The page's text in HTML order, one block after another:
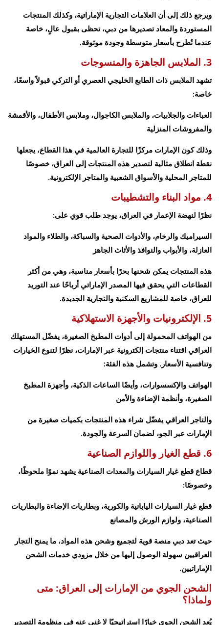
ويرجع ذلك إلى أن العلامات التجارية الإماراتية، وكذلك المنتجات
المستوردة والمعاد تصديرها من دبي، تحظى بقبول عالٍ، خاصة
عندما تُطرح بأسعار متوسطة وجودة موثوقة.
3. الملابس الجاهزة والمنسوجات
تشهد الملابس ذات الطابع الخليجي العصري أو التركي قبولاً واسعًا،
خاصة:
العباءات والجلابيات، والملابس الكاجوال، وملابس الأطفال، والأقمشة
والمفروشات المنزلية
وذلك كون الإمارات مركزًا للتجارة العالمية في هذا القطاع، يجعلها
نقطة انطلاق مثالية لتصدير هذه المنتجات إلى العراق، خصوصًا
للمتاجر المحلية والأسواق الشعبية والمتاجر الإلكترونية.
4. مواد البناء والتشطيبات
نظرًا لنهضة الإعمار في العراق، يوجد طلب قوي على:
السيراميك والرخام، والأدوات الصحية والسباكة، والطلاء والمواد
العازلة، والأبواب والنوافذ والأثاث الجاهز
هذه المنتجات يمكن شحنها بحرًا بأسعار مناسبة، وهي من أكثر
القطاعات التي يحقق فيها المصدر الإماراتي أرباحًا عند التوريد
للعراق، خاصة للمشاريع السكنية والتجارية الجديدة.
5. الإلكترونيات والأجهزة الاستهلاكية
من الهواتف المحمولة إلى أدوات المطبخ الصغيرة، يفضّل المستهلك
العراقي اقتناء منتجات إلكترونية عبر الإمارات، نظرًا لتنوع الخيارات
وتنافسية الأسعار. وتشمل هذه الفئة:
الهواتف والإكسسوارات، وأيضًا الساعات الذكية، وأجهزة المطبخ
الصغيرة، وأنظمة الإضاءة والأمن
والتاجر العراقي يفضّل شراء هذه المنتجات بكميات صغيرة من
الإمارات عبر الجو، لضمان السرعة والجودة.
6. قطع الغيار واللوازم الصناعية
قطاع قطع غيار السيارات والمعدات الصناعية يشهد نموًا ملحوظًا،
وخصوصًا:
قطع غيار السيارات اليابانية والكورية، وبطاريات الإضاءة والبطاريات
الصناعية، ولوازم الورش والمصانع
حيث تعد دبي منصة قوية لتجميع وشحن هذه المواد، ما يمنح التجار
العراقيين سهولة الوصول إليها من خلال مزودي خدمات الشحن
الإماراتيين.
الشحن الجوي من الإمارات إلى العراق: متى
ولماذا؟
يُعد الشحن الجوي خيارًا استراتيجيًا لا غنى عنه في منظومة التصدير